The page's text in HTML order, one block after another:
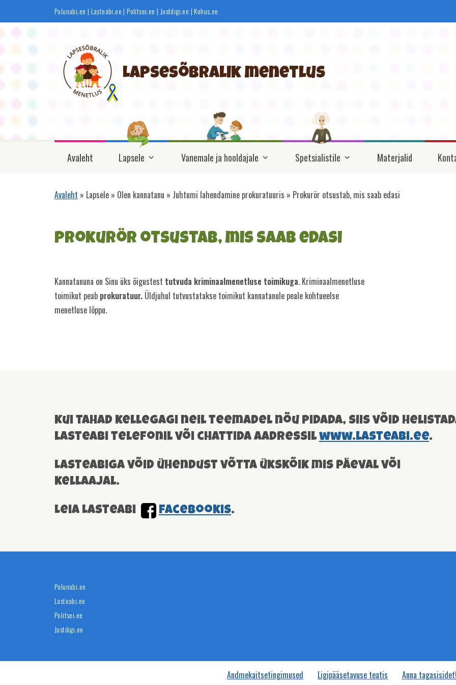
Palunabi.ee | Lasteabi.ee | Politsei.ee | Justdigi.ee | Kohus.ee
Lapsesõbralik menetlus
Põhinavigatsioon
Avaleht Lapsele Vanemale ja hooldajale Spetsialistile Materjalid
Avaleht Lapsele Olen kannatanu Juhtumi lahendamine prokuratuuris Prokurör otsustab, mis saab edasi
Prokurör otsustab, mis saab edasi
Kannatanuna on Sinu üks õigustest tutvuda kriminaalmenetluse toimikuga. Kriminaalmenetluse
toimikut peab prokuratuur. Üldjuhul tutvustatakse toimikut kannatanule peale kohtueelse
menetluse lõppu.
Kui tahad kellegagi neil teemadel nõu pidada, siis võid
lasteabi telefonil või chattida aadressil www.lasteabi.ee.
Lasteabiga võid ühendust võtta ükskõik mis päeval või
kellaajal.
Leia Lasteabi facebookis.
Palunabi.ee
Lasteabi.ee
Politsei.ee
Justdigi.ee
Andmekaitsetingimused Ligipääsetavuse teatis Anna